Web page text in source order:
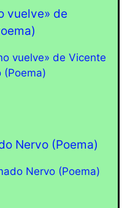
vuelve» de
Nervo (Poema)